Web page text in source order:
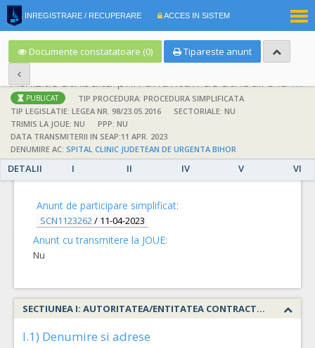
INREGISTRARE / RECUPERARE ACCES IN SISTEM
Documente constatatoare (0) Tipareste anunt
; Achizitie atribuita prin anunturi de atribuire la anuntul simplificat
PUBLICAT
TIP PROCEDURA: PROCEDURA SIMPLIFICATA
TIP LEGISLATIE: LEGEA NR. 98/23.05.2016
SECTORIALE: NU
TRIMIS LA JOUE: NU
PPP: NU
DATA TRANSMITERII IN SEAP:11 APR. 2023
DENUMIRE AC: SPITAL CLINIC JUDETEAN DE URGENTA BIHOR
DETALII I II IV V VI
DETALII
Anunt de participare simplificat:
SCN1123262/ 11-04-2023
Anunt cu transmitere la JOUE:
Nu
SECTIUNEA I: AUTORITATEA/ENTITATEA CONTRACTANTA
I.1) Denumire si adrese